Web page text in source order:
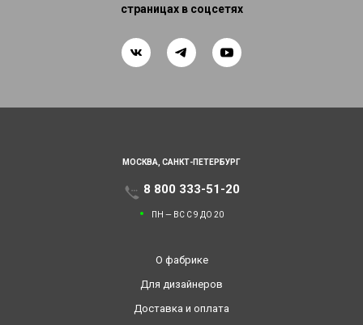
страницах в соцсетях
МОСКВА, САНКТ-ПЕТЕРБУРГ
8 800 333-51-20
ПН — ВС С 9 ДО 20
О фабрике
Для дизайнеров
Доставка и оплата